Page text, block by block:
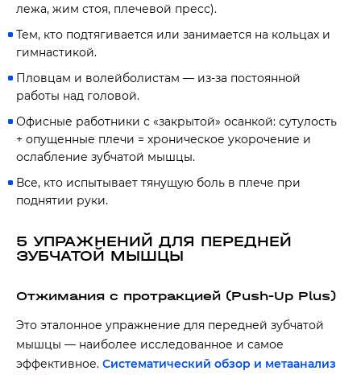
лежа, жим стоя, плечевой пресс).
Тем, кто подтягивается или занимается на кольцах и
гимнастикой.
Пловцам и волейболистам — из-за постоянной
работы над головой.
Офисные работники с «закрытой» осанкой: сутулость
+ опущенные плечи = хроническое укорочение и
ослабление зубчатой мышцы.
Все, кто испытывает тянущую боль в плече при
поднятии руки.
5 УПРАЖНЕНИЙ ДЛЯ ПЕРЕДНЕЙ
ЗУБЧАТОЙ МЫШЦЫ
Отжимания с протракцией (Push-Up Plus)
Это эталонное упражнение для передней зубчатой
мышцы — наиболее исследованное и самое
эффективное. Систематический обзор и метаанализ